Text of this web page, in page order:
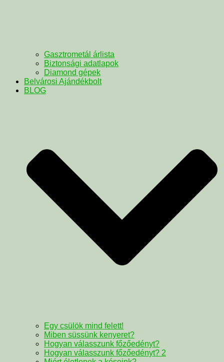
Gasztrometál árlista
Biztonsági adatlapok
Diamond gépek
Belvárosi Ajándékbolt
BLOG
Egy csülök mind felett!
Miben süssünk kenyeret?
Hogyan válasszunk főzőedényt?
Hogyan válasszunk főzőedényt? 2